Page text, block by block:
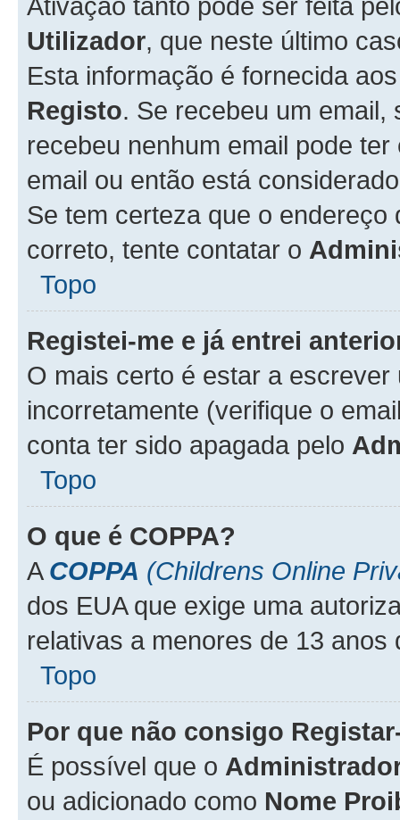
Utilizador, que neste último
Esta informação é fornecida
Registo. Se recebeu um
recebeu nenhum email pode
email ou então está
Se tem certeza que o
correto, tente contatar o
Topo
Registei-me e já entrei
O mais certo é estar a
incorretamente (verifique o
conta ter sido apagada pelo
Topo
O que é COPPA?
A COPPA (Childrens Online
dos EUA que exige uma
relativas a menores de 13 anos
Topo
Por que não consigo
É possível que o
ou adicionado como Nome